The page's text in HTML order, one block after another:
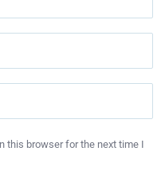
this browser for the next time I